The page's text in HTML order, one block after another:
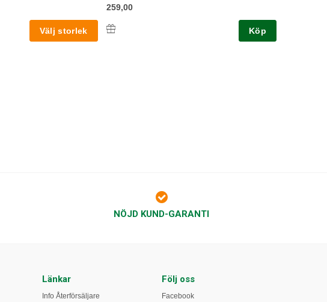
259,00
Köp
NÖJD KUND-GARANTI
Länkar
Info Återförsäljare
Följ oss
Facebook